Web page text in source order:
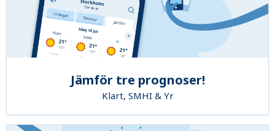
Jämför tre prognoser!
Klart, SMHI & Yr